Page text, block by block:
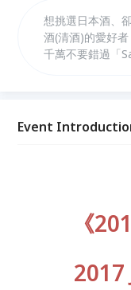
想挑選日本酒、
酒(清酒)的愛好
千萬不要錯過「
Event
《
2017